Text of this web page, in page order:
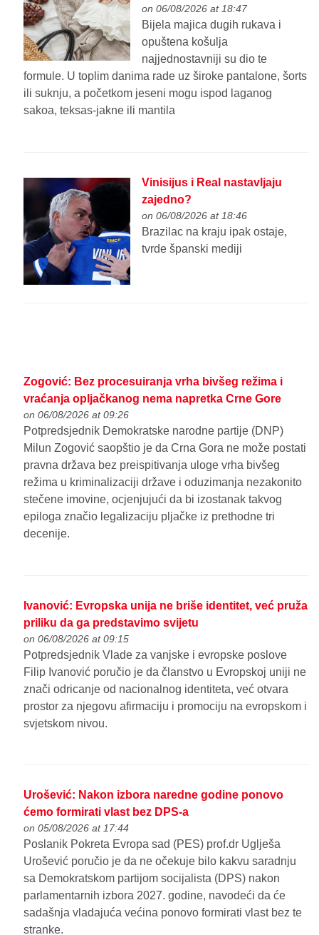
on 06/08/2026 at 18:47
Bijela majica dugih rukava i
opuštena košulja
najjednostavniji su dio te
formule. U toplim danima rade uz široke pantalone, šorts
ili suknju, a početkom jeseni mogu ispod laganog
sakoa, teksas-jakne ili mantila
Vinisijus i Real nastavljaju
zajedno?
on 06/08/2026 at 18:46
Brazilac na kraju ipak ostaje,
tvrde španski mediji
Zogović: Bez procesuiranja vrha bivšeg režima i
vraćanja opljačkanog nema napretka Crne Gore
on 06/08/2026 at 09:26
Potpredsjednik Demokratske narodne partije (DNP)
Milun Zogović saopštio je da Crna Gora ne može postati
pravna država bez preispitivanja uloge vrha bivšeg
režima u kriminalizaciji države i oduzimanja nezakonito
stečene imovine, ocjenjujući da bi izostanak takvog
epiloga značio legalizaciju pljačke iz prethodne tri
decenije.
Ivanović: Evropska unija ne briše identitet, već pruža
priliku da ga predstavimo svijetu
on 06/08/2026 at 09:15
Potpredsjednik Vlade za vanjske i evropske poslove
Filip Ivanović poručio je da članstvo u Evropskoj uniji ne
znači odricanje od nacionalnog identiteta, već otvara
prostor za njegovu afirmaciju i promociju na evropskom i
svjetskom nivou.
Urošević: Nakon izbora naredne godine ponovo
ćemo formirati vlast bez DPS-a
on 05/08/2026 at 17:44
Poslanik Pokreta Evropa sad (PES) prof.dr Uglješa
Urošević poručio je da ne očekuje bilo kakvu saradnju
sa Demokratskom partijom socijalista (DPS) nakon
parlamentarnih izbora 2027. godine, navodeći da će
sadašnja vladajuća većina ponovo formirati vlast bez te
stranke.